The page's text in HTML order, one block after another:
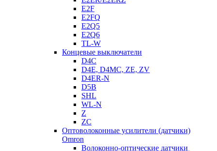
E2F
E2FQ
E2Q5
E2Q6
TL-W
Концевые выключатели
D4C
D4E, D4MC, ZE, ZV
D4ER-N
D5B
SHL
WL-N
Z
ZC
Оптоволоконные усилители (датчики)
Omron
Волоконно-оптические датчики